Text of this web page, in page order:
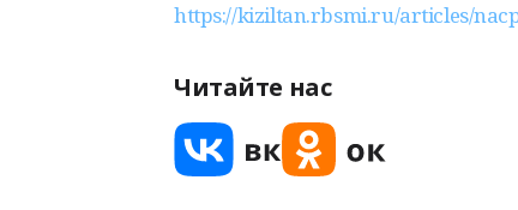
https://kiziltan.rbsmi.ru/articles/
Читайте нас